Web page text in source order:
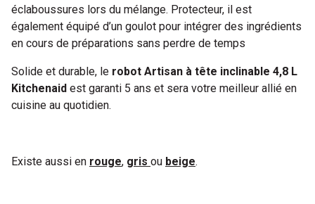
éclaboussures lors du mélange. Protecteur, il est
également équipé d’un goulot pour intégrer des ingrédients
en cours de préparations sans perdre de temps
Solide et durable, le robot Artisan à tête inclinable 4,8 L
Kitchenaid est garanti 5 ans et sera votre meilleur allié en
cuisine au quotidien.
Existe aussi en rouge, gris ou beige.